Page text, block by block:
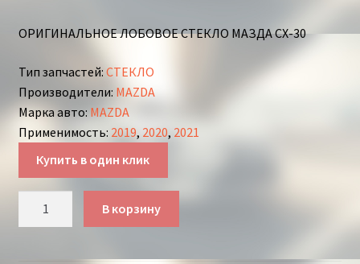
ОРИГИНАЛЬНОЕ ЛОБОВОЕ СТЕКЛО МАЗДА СХ-30
Тип запчастей: СТЕКЛО
Производители: MAZDA
Марка авто: MAZDA
Применимость: 2019, 2020, 2021
Купить в один клик
В корзину